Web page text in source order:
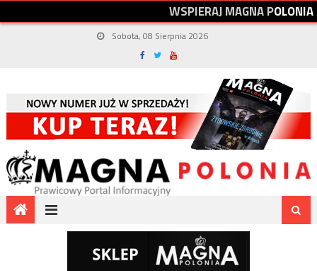
WSPIERAJMAGNAPOLONIA
Sobota, 08 Sierpnia 2026